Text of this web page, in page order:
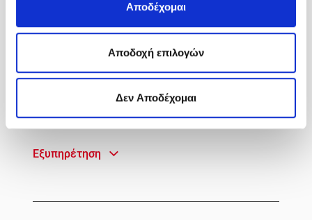
Αποδέχομαι
Aποδοχή επιλογών
Δεν Αποδέχομαι
Υπηρεσίες
Πληροφορίες
Γρήγορη Πρόσβαση
Εξυπηρέτηση